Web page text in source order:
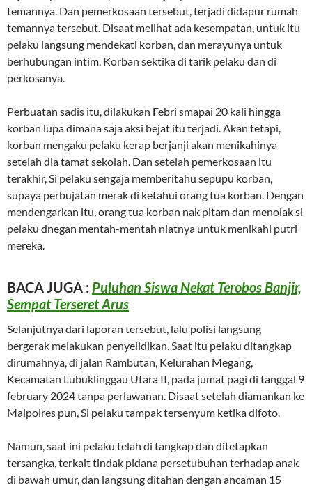
temannya. Dan pemerkosaan tersebut, terjadi didapur rumah
temannya tersebut. Disaat melihat ada kesempatan, untuk itu
pelaku langsung mendekati korban, dan merayunya untuk
berhubungan intim. Korban sektika di tarik pelaku dan di
perkosanya.
Perbuatan sadis itu, dilakukan Febri smapai 20 kali hingga
korban lupa dimana saja aksi bejat itu terjadi. Akan tetapi,
korban mengaku pelaku kerap berjanji akan menikahinya
setelah dia tamat sekolah. Dan setelah pemerkosaan itu
terakhir, Si pelaku sengaja memberitahu sepupu korban,
supaya perbujatan merak di ketahui orang tua korban. Dengan
mendengarkan itu, orang tua korban nak pitam dan menolak si
pelaku dnegan mentah-mentah niatnya untuk menikahi putri
mereka.
BACA JUGA : Puluhan Siswa Nekat Terobos Banjir,
Sempat Terseret Arus
Selanjutnya dari laporan tersebut, lalu polisi langsung
bergerak melakukan penyelidikan. Saat itu pelaku ditangkap
dirumahnya, di jalan Rambutan, Kelurahan Megang,
Kecamatan Lubuklinggau Utara II, pada jumat pagi di tanggal 9
february 2024 tanpa perlawanan. Disaat setelah diamankan ke
Malpolres pun, Si pelaku tampak tersenyum ketika difoto.
Namun, saat ini pelaku telah di tangkap dan ditetapkan
tersangka, terkait tindak pidana persetubuhan terhadap anak
di bawah umur, dan langsung ditahan dengan ancaman 15